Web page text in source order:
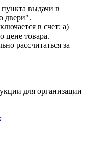
выдачи в
двери".
в счет: а)
цене товара.
рассчитаться за
для организации